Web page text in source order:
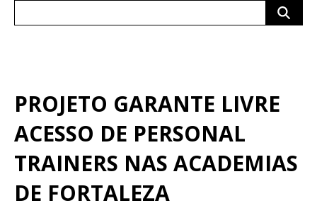
PROJETO GARANTE LIVRE
ACESSO DE PERSONAL
TRAINERS NAS ACADEMIAS
DE FORTALEZA